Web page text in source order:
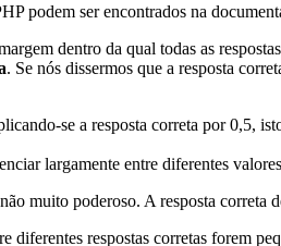
podem ser encontrados na
dentro da qual todas as
. Se nós dissermos que a resposta
se a resposta correta por 0,5,
largamente entre diferentes
muito poderoso. A resposta correta
diferentes respostas corretas forem